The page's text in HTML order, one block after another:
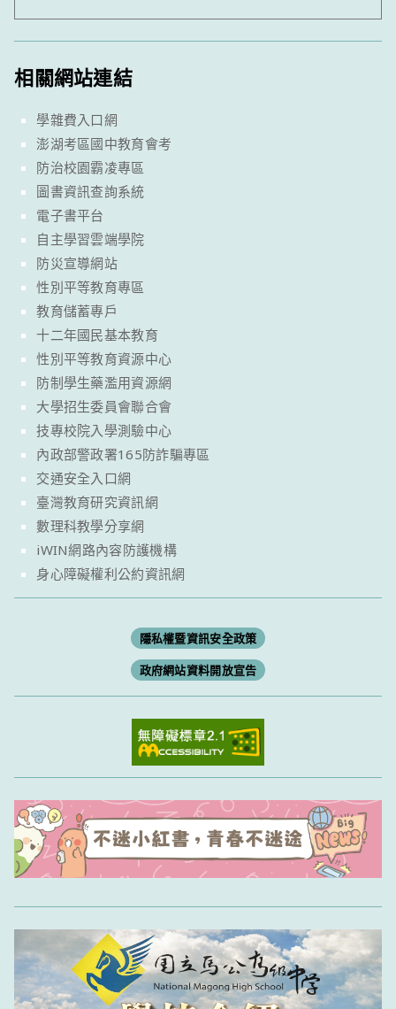
相關網站連結
學雜費入口網
澎湖考區國中教育會考
防治校園霸凌專區
圖書資訊查詢系統
電子書平台
自主學習雲端學院
防災宣導網站
性別平等教育專區
教育儲蓄專戶
十二年國民基本教育
性別平等教育資源中心
防制學生藥濫用資源網
大學招生委員會聯合會
技專校院入學測驗中心
內政部警政署165防詐騙專區
交通安全入口網
臺灣教育研究資訊網
數理科教學分享網
iWIN網路內容防護機構
身心障礙權利公約資訊網
隱私權暨資訊安全政策
政府網站資料開放宣告